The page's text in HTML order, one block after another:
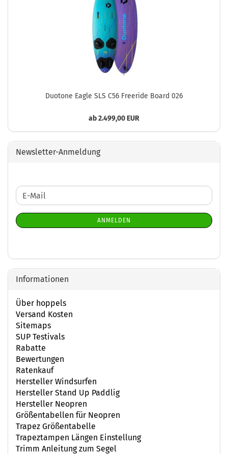
Duotone Eagle SLS C56 Freeride Board 026
ab 2.499,00 EUR
Newsletter-Anmeldung
WEITER
ZUR
NEWSLETTER-
ANMELDUNG
E-
Mail
ANMELDEN
Informationen
Über hoppels
Versand Kosten
Sitemaps
SUP Testivals
Rabatte
Bewertungen
Ratenkauf
Hersteller Windsurfen
Hersteller Stand Up Paddlig
Hersteller Neopren
Größentabellen für Neopren
Trapez Größentabelle
Trapeztampen Längen Einstellung
Trimm Anleitung zum Segel